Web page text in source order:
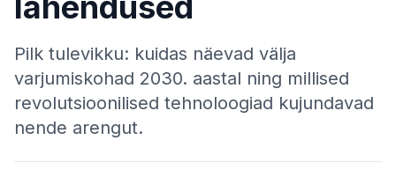
Pilk tulevikku: kuidas näevad välja
varjumiskohad 2030. aastal ning millised
revolutsioonilised tehnoloogiad kujundavad
nende arengut.